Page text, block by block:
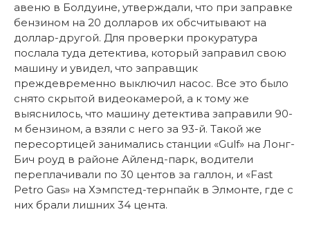
авеню в Болдуине, утверждали, что при заправке
бензином на 20 долларов их обсчитывают на
доллар-другой. Для проверки прокуратура
послала туда детектива, который заправил свою
машину и увидел, что заправщик
преждевременно выключил насос. Все это было
снято скрытой видеокамерой, а к тому же
выяснилось, что машину детектива заправили 90-
м бензином, а взяли с него за 93-й. Такой же
пересортицей занимались станции «Gulf» на Лонг-
Бич роуд в районе Айленд-парк, водители
переплачивали по 30 центов за галлон, и «Fast
Petro Gas» на Хэмпстед-тернпайк в Элмонте, где с
них брали лишних 34 цента.